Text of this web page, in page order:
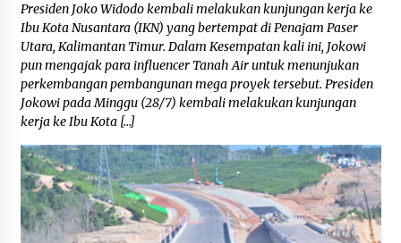
Presiden Joko Widodo kembali melakukan kunjungan kerja ke
Ibu Kota Nusantara (IKN) yang bertempat di Penajam Paser
Utara, Kalimantan Timur. Dalam Kesempatan kali ini, Jokowi
pun mengajak para influencer Tanah Air untuk menunjukan
perkembangan pembangunan mega proyek tersebut. Presiden
Jokowi pada Minggu (28/7) kembali melakukan kunjungan
kerja ke Ibu Kota […]